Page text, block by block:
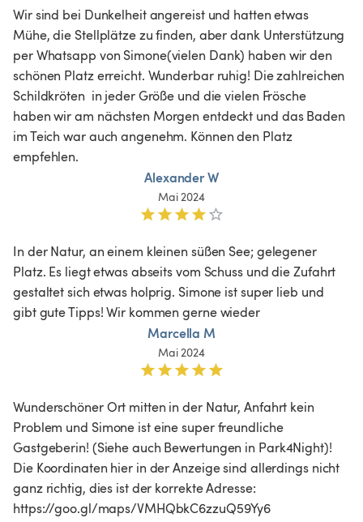
Wir sind bei Dunkelheit angereist und hatten etwas
Mühe, die Stellplätze zu finden, aber dank Unterstützung
per Whatsapp von Simone(vielen Dank) haben wir den
schönen Platz erreicht. Wunderbar ruhig! Die zahlreichen
Schildkröten  in jeder Größe und die vielen Frösche
haben wir am nächsten Morgen entdeckt und das Baden
im Teich war auch angenehm. Können den Platz
empfehlen.
Alexander W
Mai 2024
In der Natur, an einem kleinen süßen See; gelegener
Platz. Es liegt etwas abseits vom Schuss und die Zufahrt
gestaltet sich etwas holprig. Simone ist super lieb und
gibt gute Tipps! Wir kommen gerne wieder
Marcella M
Mai 2024
Wunderschöner Ort mitten in der Natur, Anfahrt kein
Problem und Simone ist eine super freundliche
Gastgeberin! (Siehe auch Bewertungen in Park4Night)!
Die Koordinaten hier in der Anzeige sind allerdings nicht
ganz richtig, dies ist der korrekte Adresse:
https://goo.gl/maps/VMHQbkC6zzuQ59Yy6